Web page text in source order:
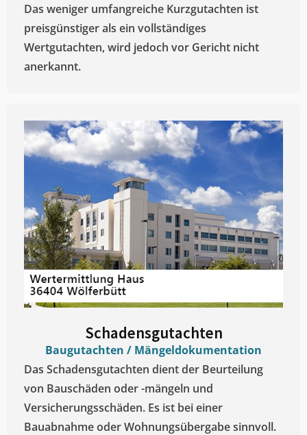
Das weniger umfangreiche Kurzgutachten ist
preisgünstiger als ein vollständiges
Wertgutachten, wird jedoch vor Gericht nicht
anerkannt.
Schadensgutachten
Baugutachten / Mängeldokumentation
Das Schadensgutachten dient der Beurteilung
von Bauschäden oder -mängeln und
Versicherungsschäden. Es ist bei einer
Bauabnahme oder Wohnungsübergabe sinnvoll.